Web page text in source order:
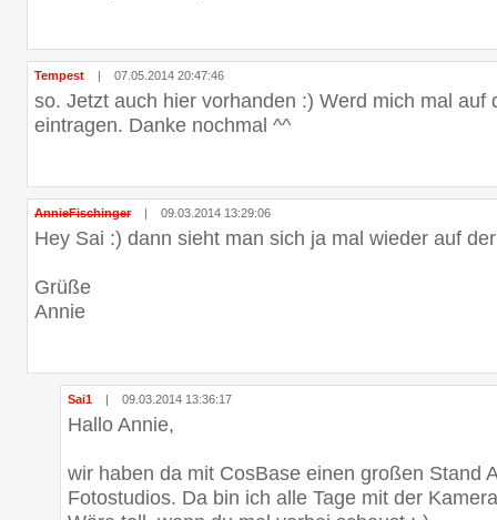
Tempest | 07.05.2014 20:47:46
so. Jetzt auch hier vorhanden :) Werd mich mal auf
eintragen. Danke nochmal ^^
AnnieFischinger | 09.03.2014 13:29:06
Hey Sai :) dann sieht man sich ja mal wieder auf
Grüße
Annie
Sai1 | 09.03.2014 13:36:17
Hallo Annie,
wir haben da mit CosBase einen großen Stand
Fotostudios. Da bin ich alle Tage mit der